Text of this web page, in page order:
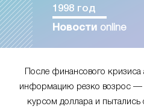
1998 год
Новости online
После финансового кризиса
информацию резко возрос —
курсом доллара и